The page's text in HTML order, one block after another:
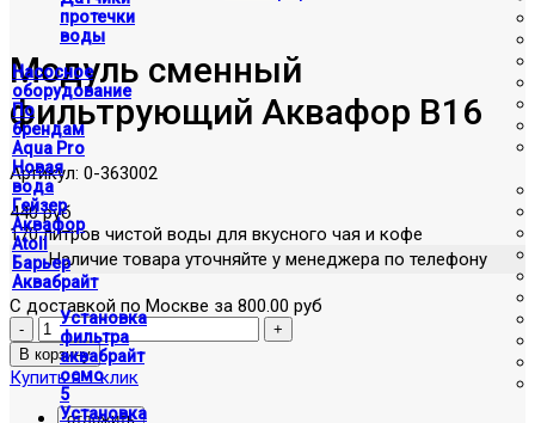
протечки
воды
Насосное
оборудование
По
брендам
Aqua Pro
Новая
вода
Гейзер
Аквафор
Atoll
Барьер
Аквабрайт
Установка
фильтра
аквабрайт
осмо
5
Установка
Модуль сменный
фильтрующий Аквафор В16
Артикул: 0-363002
440 руб
170 литров чистой воды для вкусного чая и кофе
Наличие товара уточняйте у менеджера по телефону
С доставкой по Москве за 800.00 руб
Купить в 1 клик
отложить